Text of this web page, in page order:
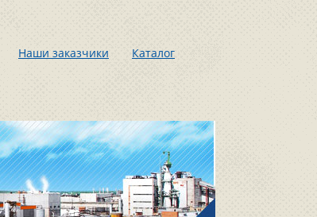
Наши заказчики Каталог